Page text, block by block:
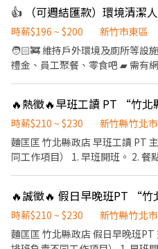
時薪$196 ~ $200
新竹市東區
🧑🏻‍🚒 維持戶外環境及廁所等設施乾淨整潔 💰勞健
禮金、員工聚
時薪$210 ~ $230
新竹縣竹北市
麵匡匡 竹北縣政店 早班工讀 PT 主要工作： （每日依照排班負責不
同工作項目） 1. 早班開班。 2. 餐
務。 8. 結帳、收銀等工作。 9.
依照人力需求排班。 11.接受團隊
勵獎金、享受美味供餐。 無經驗可，著重在有衛生觀念、耐心、細
心，不怕餐飲及繁複工作。 詳細可面談討論，誠懇招募喜歡餐飲工
時薪$210 ~ $230
新竹縣竹北市
麵匡匡 竹北縣政店 假日早晚班